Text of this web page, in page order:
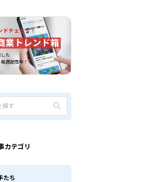
ドチェック！
業トレンド箱
た
週配信中！
カテゴリ
たち